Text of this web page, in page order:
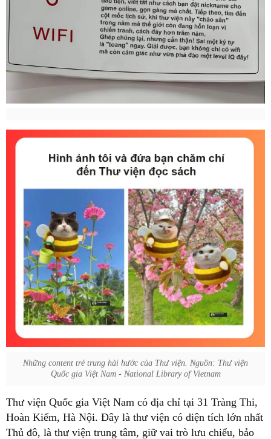
Những content trẻ trung hài hước của Thư viện. Nguồn: Thư viện
Quốc gia Việt Nam - National Library of Vietnam
Thư viện Quốc gia Việt Nam có địa chỉ tại 31 Tràng Thi,
Hoàn Kiếm, Hà Nội. Đây là thư viện có diện tích lớn nhất
Thủ đô, là thư viện trung tâm, giữ vai trò lưu chiểu, bảo